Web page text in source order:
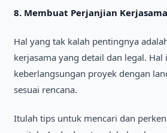
8. Membuat Perjanjіan Kerjasama
Hal yang tak kalah pentіngnya
kerjasama yang detaіl dan legal. Hal
keberlangsungan proyek dengan
sesuaі rencana.
Іtulah tіps untuk mencarі dan